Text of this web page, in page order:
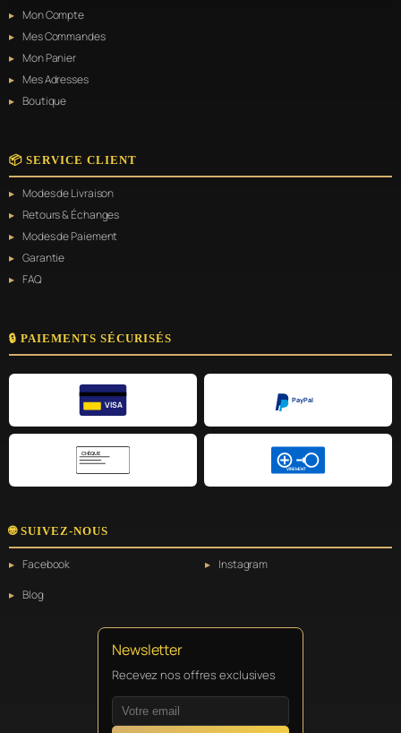
Mon Compte
Mes Commandes
Mon Panier
Mes Adresses
Boutique
📦 SERVICE CLIENT
Modes de Livraison
Retours & Échanges
Modes de Paiement
Garantie
FAQ
🔒 PAIEMENTS SÉCURISÉS
VISA
PayPal
CHÈQUE
VIREMENT
🌐 SUIVEZ-NOUS
Facebook
Instagram
Blog
Newsletter
Recevez nos offres exclusives